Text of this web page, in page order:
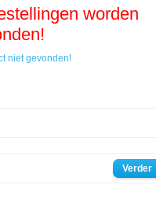
worden
niet gevonden!
Verder